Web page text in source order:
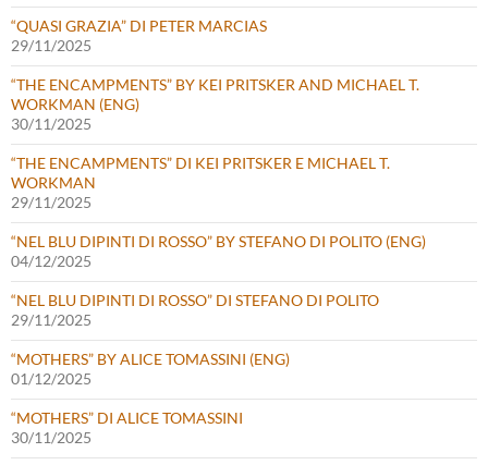
“QUASI GRAZIA” DI PETER MARCIAS
29/11/2025
“THE ENCAMPMENTS” BY KEI PRITSKER AND MICHAEL T.
WORKMAN (ENG)
30/11/2025
“THE ENCAMPMENTS” DI KEI PRITSKER E MICHAEL T.
WORKMAN
29/11/2025
“NEL BLU DIPINTI DI ROSSO” BY STEFANO DI POLITO (ENG)
04/12/2025
“NEL BLU DIPINTI DI ROSSO” DI STEFANO DI POLITO
29/11/2025
“MOTHERS” BY ALICE TOMASSINI (ENG)
01/12/2025
“MOTHERS” DI ALICE TOMASSINI
30/11/2025